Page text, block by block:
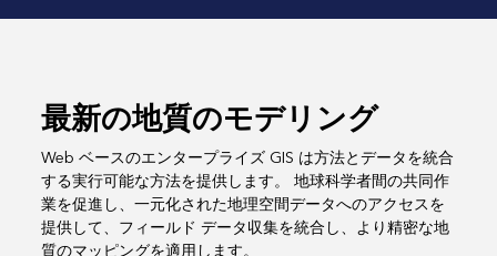
最新の地質のモデリング
Web ベースのエンタープライズ GIS は方法とデータを統合
する実行可能な方法を提供します。 地球科学者間の共同作
業を促進し、一元化された地理空間データへのアクセスを
提供して、フィールド データ収集を統合し、より精密な地